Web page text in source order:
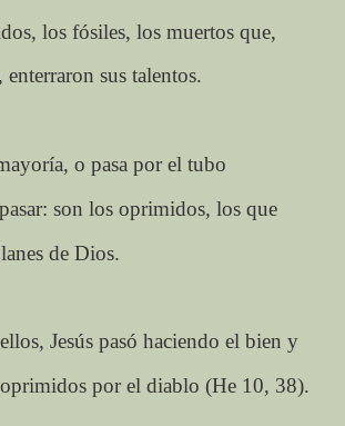
los fósiles, los muertos que,
sus talentos.
o pasa por el tubo
son los oprimidos, los que
de Dios.
Jesús pasó haciendo el bien y
por el diablo (He 10, 38).